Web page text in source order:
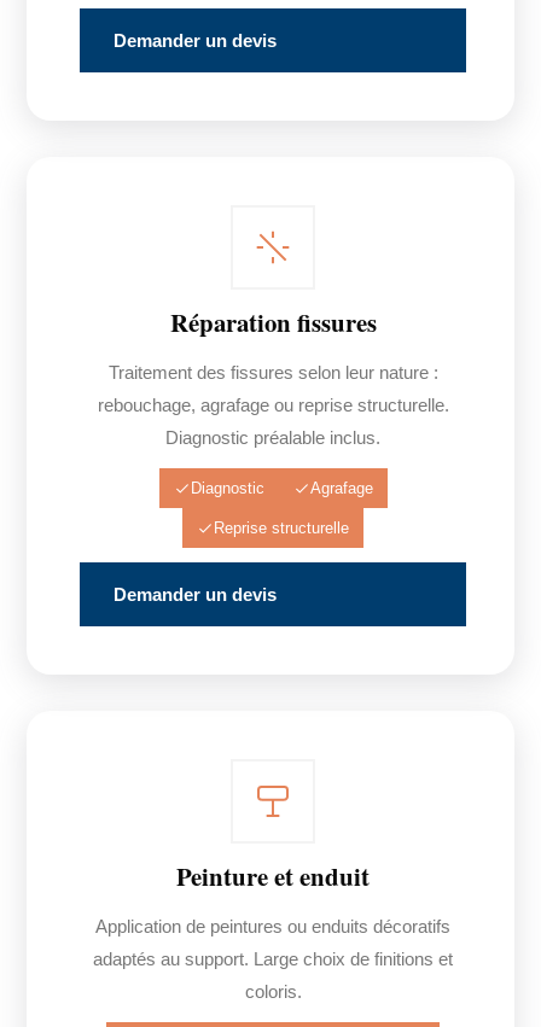
Demander un devis
Réparation fissures
Traitement des fissures selon leur nature :
rebouchage, agrafage ou reprise structurelle.
Diagnostic préalable inclus.
Diagnostic Agrafage
Reprise structurelle
Demander un devis
Peinture et enduit
Application de peintures ou enduits décoratifs
adaptés au support. Large choix de finitions et
coloris.